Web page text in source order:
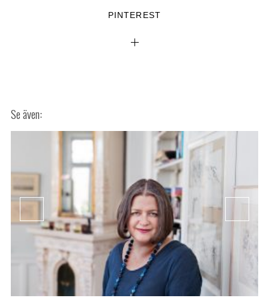
PINTEREST